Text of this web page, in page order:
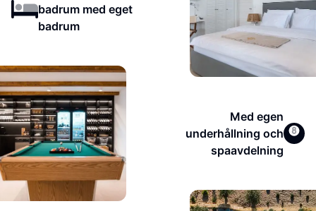
badrum med eget
badrum
Med egen
underhållning och
spaavdelning